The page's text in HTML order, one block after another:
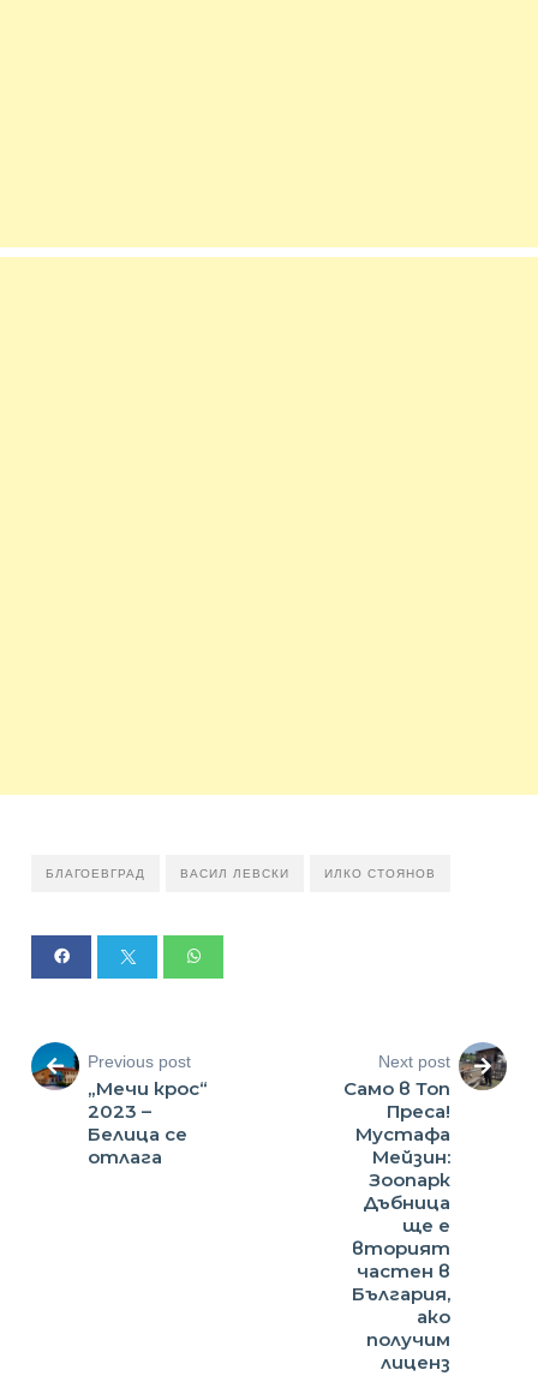
БЛАГОЕВГРАД ВАСИЛ ЛЕВСКИ ИЛКО СТОЯНОВ
Previous post
„Мечи крос“
2023 –
Белица се
отлага
Next post
Само в Топ
Преса!
Мустафа
Мейзин:
Зоопарк
Дъбница
ще е
вторият
частен в
България,
ако
получим
лиценз